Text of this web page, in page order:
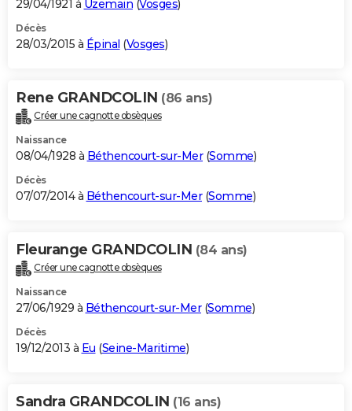
29/04/1921 à Uzemain (Vosges)
Décès
28/03/2015 à Épinal (Vosges)
Rene GRANDCOLIN (86 ans)
Créer une cagnotte obsèques
Naissance
08/04/1928 à Béthencourt-sur-Mer(Somme)
Décès
07/07/2014 à Béthencourt-sur-Mer(Somme)
Fleurange GRANDCOLIN (84 ans)
Créer une cagnotte obsèques
Naissance
27/06/1929 à Béthencourt-sur-Mer(Somme)
Décès
19/12/2013 à Eu (Seine-Maritime)
Sandra GRANDCOLIN (16 ans)